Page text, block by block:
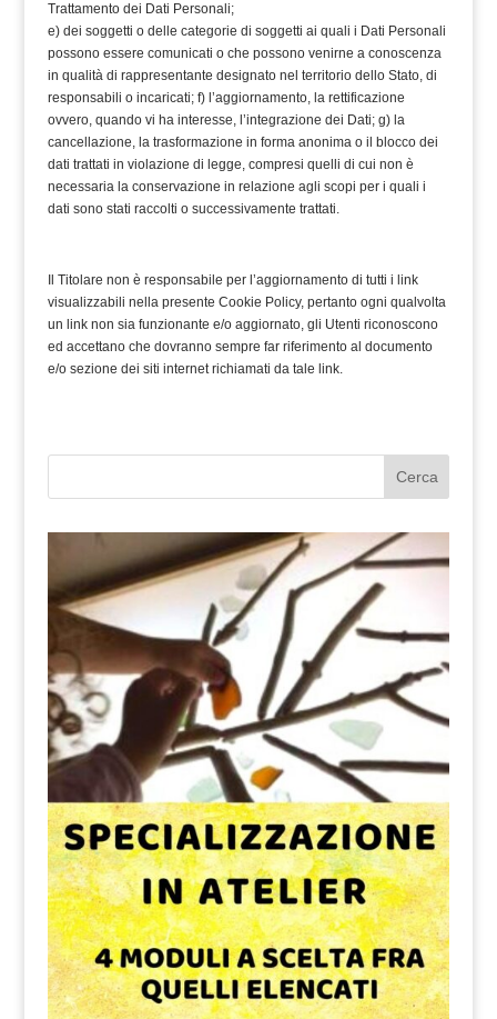
Trattamento dei Dati Personali;
e) dei soggetti o delle categorie di soggetti ai quali i Dati Personali
possono essere comunicati o che possono venirne a conoscenza
in qualità di rappresentante designato nel territorio dello Stato, di
responsabili o incaricati; f) l’aggiornamento, la rettificazione
ovvero, quando vi ha interesse, l’integrazione dei Dati; g) la
cancellazione, la trasformazione in forma anonima o il blocco dei
dati trattati in violazione di legge, compresi quelli di cui non è
necessaria la conservazione in relazione agli scopi per i quali i
dati sono stati raccolti o successivamente trattati.
Il Titolare non è responsabile per l’aggiornamento di tutti i link
visualizzabili nella presente Cookie Policy, pertanto ogni qualvolta
un link non sia funzionante e/o aggiornato, gli Utenti riconoscono
ed accettano che dovranno sempre far riferimento al documento
e/o sezione dei siti internet richiamati da tale link.
Cerca